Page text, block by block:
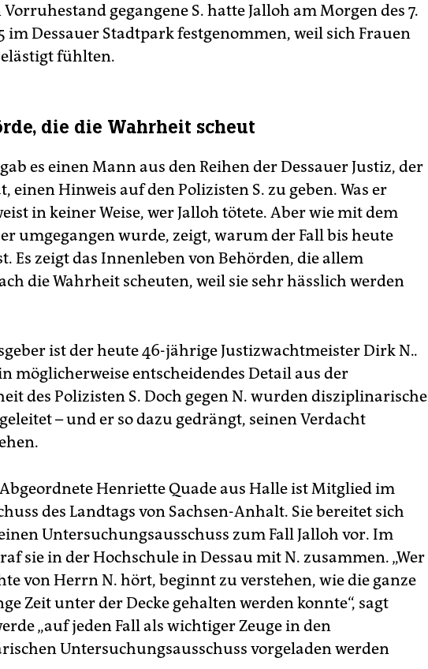
gegangene S. hatte Jalloh am Morgen des 7.
im Dessauer Stadtpark festgenommen, weil sich Frauen
fühlten.
die die Wahrheit scheut
es einen Mann aus den Reihen der Dessauer Justiz, der
einen Hinweis auf den Polizisten S. zu geben. Was er
in keiner Weise, wer Jalloh tötete. Aber wie mit dem
umgegangen wurde, zeigt, warum der Fall bis heute
Es zeigt das Innenleben von Behörden, die allem
die Wahrheit scheuten, weil sie sehr hässlich werden
ist der heute 46-jährige Justizwachtmeister Dirk N..
möglicherweise entscheidendes Detail aus der
des Polizisten S. Doch gegen N. wurden disziplinarische
– und er so dazu gedrängt, seinen Verdacht
Henriette Quade aus Halle ist Mitglied im
des Landtags von Sachsen-Anhalt. Sie bereitet sich
Untersuchungsausschuss zum Fall Jalloh vor. Im
sie in der Hochschule in Dessau mit N. zusammen. „Wer
von Herrn N. hört, beginnt zu verstehen, wie die ganze
Zeit unter der Decke gehalten werden konnte“, sagt
„auf jeden Fall als wichtiger Zeuge in den
Untersuchungsausschuss vorgeladen werden